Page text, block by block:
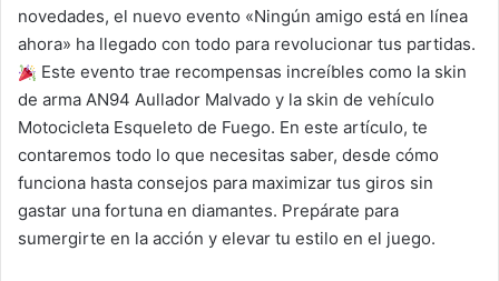
novedades, el nuevo evento «Ningún amigo está en línea
ahora» ha llegado con todo para revolucionar tus partidas.
Este evento trae recompensas increíbles como la skin
de arma AN94 Aullador Malvado y la skin de vehículo
Motocicleta Esqueleto de Fuego. En este artículo, te
contaremos todo lo que necesitas saber, desde cómo
funciona hasta consejos para maximizar tus giros sin
gastar una fortuna en diamantes. Prepárate para
sumergirte en la acción y elevar tu estilo en el juego.